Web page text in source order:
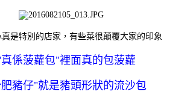
是特別的店家，有些菜很顛覆大家的印象
係菠蘿包"裡面真的包菠蘿
豬仔"就是豬頭形狀的流沙包